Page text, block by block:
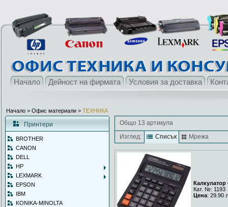
Начало Дейност на фирмата Условия за доставка
Начало > Офис материали > ТЕХНИКА
Принтери
BROTHER
CANON
DELL
HP
LEXMARK
EPSON
IBM
KONIKA-MINOLTA
Общо 13 артикула
Изглед:
Списък Мрежа
Калкулатор
Кат. №: 1193
Цена: 29.90